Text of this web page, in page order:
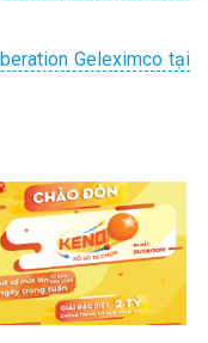
Geleximco tại